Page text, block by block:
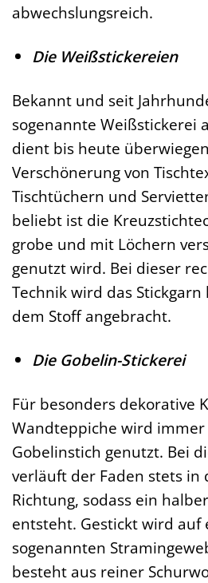
abwechslungsreich.
Die Weißstickereien
Bekannt und seit
sogenannte Weißstickerei
dient bis heute
Verschönerung von
Tischtüchern und
beliebt ist die
grobe und mit Löchern
genutzt wird. Bei dieser
Technik wird das
dem Stoff angebracht.
Die Gobelin-Stickerei
Für besonders dekorative
Wandteppiche wird
Gobelinstich genutzt. Bei
verläuft der Faden stets in
Richtung, sodass ein
entsteht. Gestickt wird auf
sogenannten
besteht aus reiner